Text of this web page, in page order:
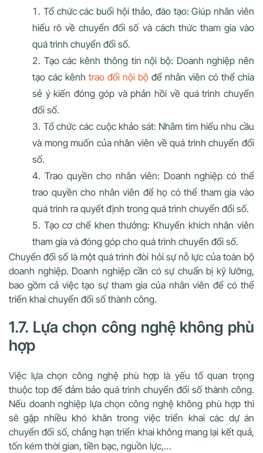
Tổ chức các buổi hội thảo, đào tạo: Giúp nhân viên
hiểu rõ về chuyển đổi số và cách thức tham gia vào
quá trình chuyển đổi số.
Tạo các kênh thông tin nội bộ: Doanh nghiệp nên
tạo các kênh trao đổi nội bộ để nhân viên có thể chia
sẻ ý kiến đóng góp và phản hồi về quá trình chuyển
đổi số.
Tổ chức các cuộc khảo sát: Nhằm tìm hiểu nhu cầu
và mong muốn của nhân viên về quá trình chuyển đổi
số.
Trao quyền cho nhân viên: Doanh nghiệp có thể
trao quyền cho nhân viên để họ có thể tham gia vào
quá trình ra quyết định trong quá trình chuyển đổi số.
Tạo cơ chế khen thưởng: Khuyến khích nhân viên
tham gia và đóng góp cho quá trình chuyển đổi số.
Chuyển đổi số là một quá trình đòi hỏi sự nỗ lực của toàn bộ
doanh nghiệp. Doanh nghiệp cần có sự chuẩn bị kỹ lưỡng,
bao gồm cả việc tạo sự tham gia của nhân viên để có thể
triển khai chuyển đổi số thành công.
1.7. Lựa chọn công nghệ không phù
hợp
Việc lựa chọn công nghệ phù hợp là yếu tố quan trọng
thuộc top để đảm bảo quá trình chuyển đổi số thành công.
Nếu doanh nghiệp lựa chọn công nghệ không phù hợp thì
sẽ gặp nhiều khó khăn trong việc triển khai các dự án
chuyển đổi số, chẳng hạn triển khai không mang lại kết quả,
tốn kém thời gian, tiền bạc, nguồn lực,…